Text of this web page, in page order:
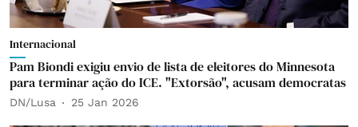
Internacional
Pam Biondi exigiu envio de lista de eleitores do Minnesota
para terminar ação do ICE. "Extorsão", acusam democratas
DN/Lusa 25 Jan 2026